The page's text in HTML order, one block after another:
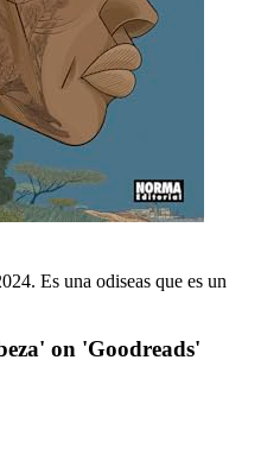
Es una odiseas que es un
on 'Goodreads'